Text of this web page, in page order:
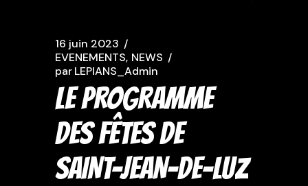
16 juin 2023
EVENEMENTS NEWS
parLEPIANS_Admin
LE PROGRAMME
DES FÊTES DE
SAINT-JEAN-DE-LUZ